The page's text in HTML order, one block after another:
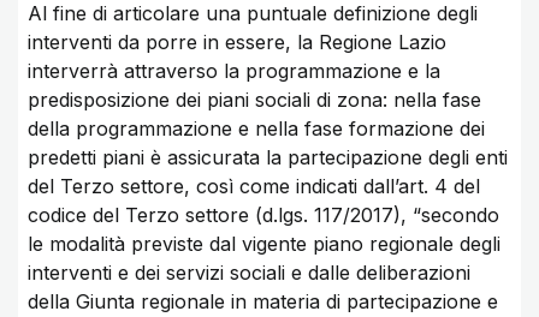
Al fine di articolare una puntuale definizione degli
interventi da porre in essere, la Regione Lazio
interverrà attraverso la programmazione e la
predisposizione dei piani sociali di zona: nella fase
della programmazione e nella fase formazione dei
predetti piani è assicurata la partecipazione degli enti
del Terzo settore, così come indicati dall’art. 4 del
codice del Terzo settore (d.lgs. 117/2017), “secondo
le modalità previste dal vigente piano regionale degli
interventi e dei servizi sociali e dalle deliberazioni
della Giunta regionale in materia di partecipazione e